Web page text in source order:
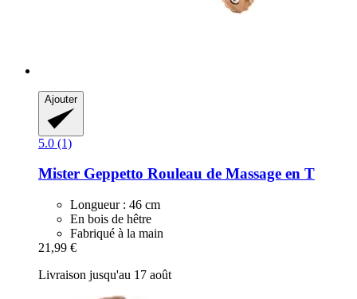
Ajouter
5.0 (1)
Mister Geppetto Rouleau de Massage en T
Longueur : 46 cm
En bois de hêtre
Fabriqué à la main
21,99 €
Livraison jusqu'au 17 août